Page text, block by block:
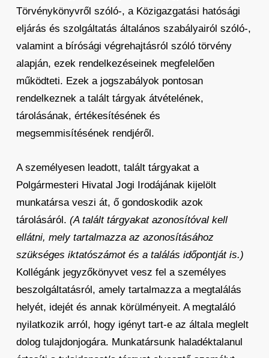
Törvénykönyvről szóló-, a Közigazgatási hatósági
eljárás és szolgáltatás általános szabályairól szóló-,
valamint a bírósági végrehajtásról szóló törvény
alapján, ezek rendelkezéseinek megfelelően
működteti. Ezek a jogszabályok pontosan
rendelkeznek a talált tárgyak átvételének,
tárolásának, értékesítésének és
megsemmisítésének rendjéről.
A személyesen leadott, talált tárgyakat a
Polgármesteri Hivatal Jogi Irodájának kijelölt
munkatársa veszi át, ő gondoskodik azok
tárolásáról. (A talált tárgyakat azonosítóval kell
ellátni, mely tartalmazza az azonosításához
szükséges iktatószámot és a találás időpontját is.)
Kollégánk jegyzőkönyvet vesz fel a személyes
beszolgáltatásról, amely tartalmazza a megtalálás
helyét, idejét és annak körülményeit. A megtaláló
nyilatkozik arról, hogy igényt tart-e az általa meglelt
dolog tulajdonjogára. Munkatársunk haladéktalanul